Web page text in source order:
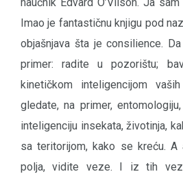
Imao je fantastičnu knjigu pod
objašnjava šta je consilience.
primer: radite u pozorištu;
kinetičkom inteligencijom
gledate, na primer,
inteligenciju insekata, životinja,
sa teritorijom, kako se kreću.
polja, vidite veze. I iz tih